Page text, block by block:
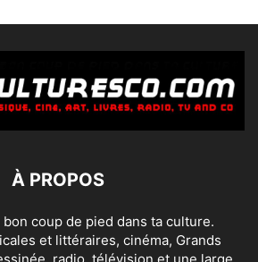
À PROPOS
coup de pied dans ta culture.
et littéraires, cinéma, Grands